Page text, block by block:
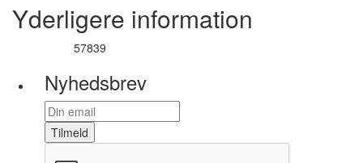
Yderligere information
57839
Nyhedsbrev
Tilmeld